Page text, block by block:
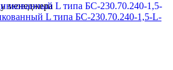
менеджера
L типа БС-230.70.240-1,5-L-